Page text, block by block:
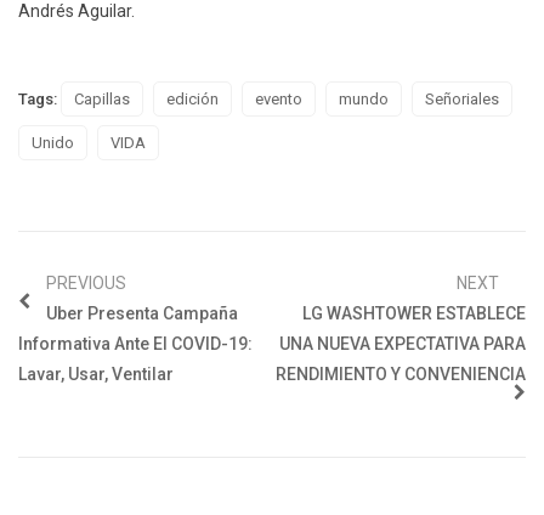
Andrés Aguilar.
Tags: Capillas edición evento mundo Señoriales
Unido VIDA
PREVIOUS
Uber Presenta Campaña
Informativa Ante El COVID-19: ​
Lavar, Usar, Ventilar
NEXT
LG WASHTOWER ESTABLECE
UNA NUEVA EXPECTATIVA PARA
RENDIMIENTO Y CONVENIENCIA